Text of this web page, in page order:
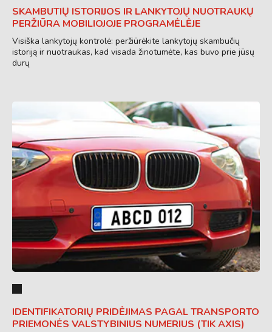
SKAMBUTIŲ ISTORIJOS IR LANKYTOJŲ NUOTRAUKŲ
PERŽIŪRA MOBILIOJOJE PROGRAMĖLĖJE
Visiška lankytojų kontrolė: peržiūrėkite lankytojų skambučių
istoriją ir nuotraukas, kad visada žinotumėte, kas buvo prie jūsų
durų
IDENTIFIKATORIŲ PRIDĖJIMAS PAGAL TRANSPORTO
PRIEMONĖS VALSTYBINIUS NUMERIUS (TIK AXIS)